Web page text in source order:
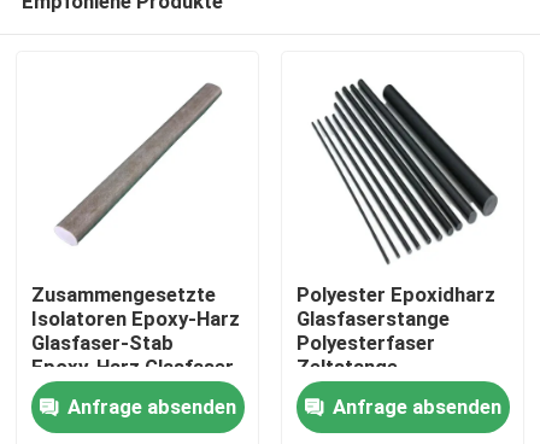
Zu Hause
Zusammengesetzte
Isolatoren Epoxy-Harz
Glasfaser-Stab
Epoxy-Harz Glasfaser-
Stäbe Überspannung
Arrester
Anfrage absenden
Polyester Epoxidharz
Glasfaserstange
Polyesterfaser
Zeltstange
Anfrage absenden